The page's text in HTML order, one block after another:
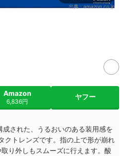
出典：amazon.co.jp
Amazon
6,836円
ヤフー
された、うるおいのある装用感を
クトレンズです。指の上で形が崩れ
り外しもスムーズに行えます。酸